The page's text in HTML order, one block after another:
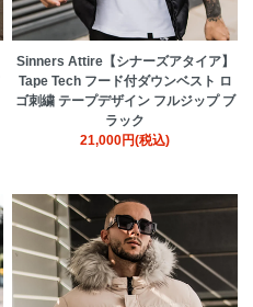
Sinners Attire【シナーズアタイア】
Tape Tech フード付ダウンベスト ロ
ゴ刺繍 テープデザイン フルジップ ブ
ラック
21,000円(税込)